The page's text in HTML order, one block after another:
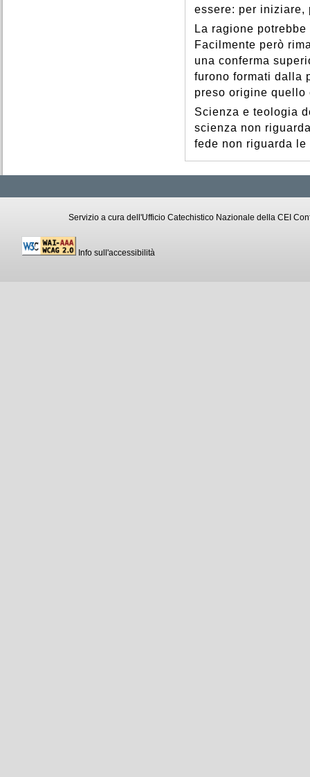
essere: per iniziare,
La ragione
Facilmente però
una conferma
furono formati dalla
preso origine quello
Scienza e teologia
scienza non
fede non riguarda
Servizio a cura dell'Ufficio Catechistico Nazionale della CEI
Info sull'accessibilità